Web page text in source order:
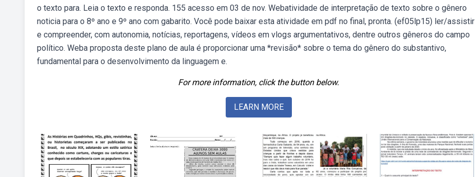
o texto para. Leia o texto e responda. 155 acesso em 03 de nov. Webatividade de interpretação de texto sobre o gênero
noticia para o 8º ano e 9º ano com gabarito. Você pode baixar esta atividade em pdf no final, pronta. (ef05lp15) ler/assistir
e compreender, com autonomia, notícias, reportagens, vídeos em vlogs argumentativos, dentre outros gêneros do campo
político. Weba proposta deste plano de aula é proporcionar uma *revisão* sobre o tema do gênero do substantivo,
fundamental para o desenvolvimento da linguagem e.
For more information, click the button below.
LEARN MORE